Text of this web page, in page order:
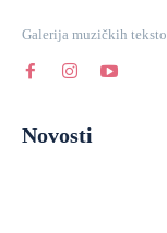
Galerija muzičkih
Novosti